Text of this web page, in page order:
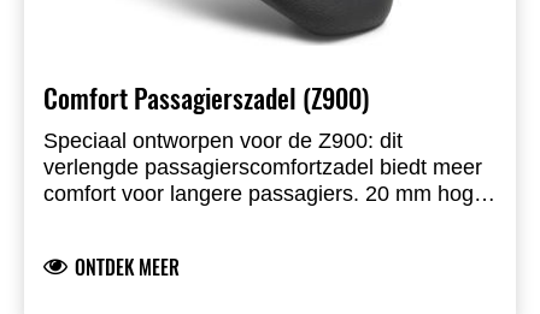
Comfort Passagierszadel (Z900)
Speciaal ontworpen voor de Z900: dit
verlengde passagierscomfortzadel biedt meer
comfort voor langere passagiers. 20 mm hoger
ONTDEK MEER